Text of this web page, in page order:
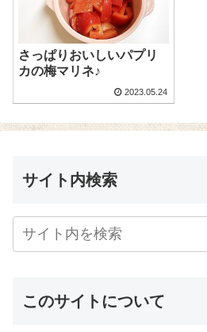
さっぱりおいしいパプリ
カの梅マリネ♪
2023.05.24
サイト内検索
このサイトについて